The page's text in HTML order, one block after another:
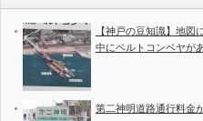
【神戸の豆知識】地
中にベルトコンベヤが
第二神明道路通行料金